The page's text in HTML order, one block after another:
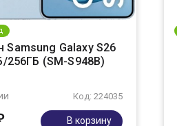
Samsung Galaxy S26
256ГБ (SM-S948B)
Код: 224035
В корзину